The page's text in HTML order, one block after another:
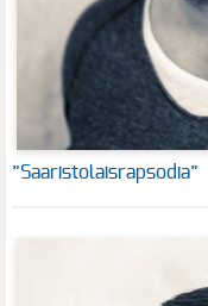
”Saaristolaisrapsodia”